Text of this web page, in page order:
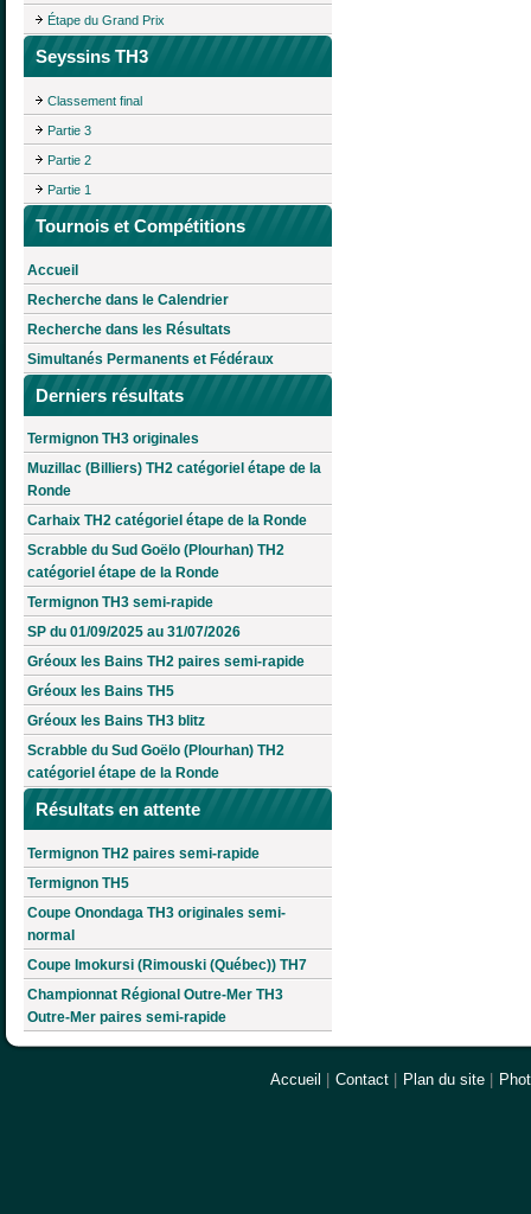
Étape du Grand Prix
Seyssins TH3
Classement final
Partie 3
Partie 2
Partie 1
Tournois et Compétitions
Accueil
Recherche dans le Calendrier
Recherche dans les Résultats
Simultanés Permanents et Fédéraux
Derniers résultats
Termignon TH3 originales
Muzillac (Billiers) TH2 catégoriel étape de la
Ronde
Carhaix TH2 catégoriel étape de la Ronde
Scrabble du Sud Goëlo (Plourhan) TH2
catégoriel étape de la Ronde
Termignon TH3 semi-rapide
SP du 01/09/2025 au 31/07/2026
Gréoux les Bains TH2 paires semi-rapide
Gréoux les Bains TH5
Gréoux les Bains TH3 blitz
Scrabble du Sud Goëlo (Plourhan) TH2
catégoriel étape de la Ronde
Résultats en attente
Termignon TH2 paires semi-rapide
Termignon TH5
Coupe Onondaga TH3 originales semi-
normal
Coupe Imokursi (Rimouski (Québec)) TH7
Championnat Régional Outre-Mer TH3
Outre-Mer paires semi-rapide
Accueil Contact Plan du site